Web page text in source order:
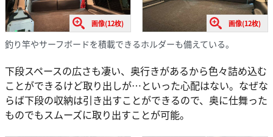
画像(12枚) 画像(12枚)
釣り竿やサーフボードを積載できるホルダーも備えている。
下段スペースの広さも凄い、奥行きがあるから色々詰め込む
ことができるけど取り出しが…といった心配はない。なぜな
らば下段の収納は引き出すことができるので、奥に仕舞った
ものでもスムーズに取り出すことが可能。